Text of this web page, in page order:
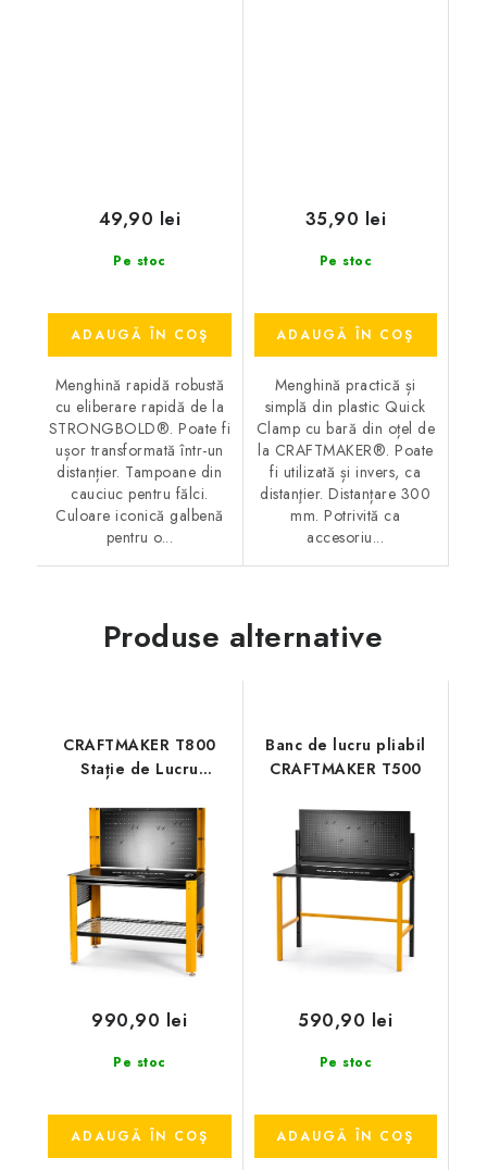
Pe stoc
49,90 lei
ADAUGĂ ÎN COŞ
Menghină rapidă robustă
cu eliberare rapidă de la
STRONGBOLD®. Poate fi
ușor transformată într-un
distanțier. Tampoane din
cauciuc pentru fălci.
Culoare iconică galbenă
pentru o...
Pe stoc
35,90 lei
ADAUGĂ ÎN COŞ
Menghină practică și
simplă din plastic Quick
Clamp cu bară din oțel de
la CRAFTMAKER®. Poate
fi utilizată și invers, ca
distanţier. Distanțare 300
mm. Potrivită ca
accesoriu...
Produse alternative
CRAFTMAKER T800
Stație de Lucru
Rezistență
Pe stoc
990,90 lei
ADAUGĂ ÎN COŞ
Banc de lucru pliabil
CRAFTMAKER T500
Pe stoc
590,90 lei
ADAUGĂ ÎN COŞ